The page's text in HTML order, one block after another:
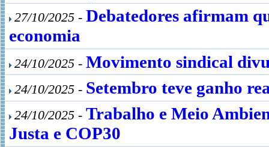
27/10/2025 - Debatedores afirmam
economia
24/10/2025 - Movimento sindical
24/10/2025 - Setembro teve ganho
24/10/2025 - Trabalho e Meio
Justa e COP30